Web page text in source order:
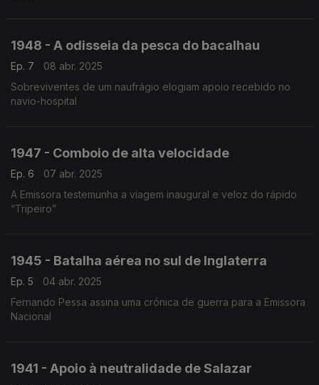
1948 - A odisseia da pesca do bacalhau
Ep. 7
08 abr. 2025
Sobreviventes de um naufrágio elogiam apoio recebido no
navio-hospital
1947 - Comboio de alta velocidade
Ep. 6
07 abr. 2025
A Emissora testemunha a viagem inaugural e veloz do rápido
“Tripeiro”
1945 - Batalha aérea no sul de Inglaterra
Ep. 5
04 abr. 2025
Fernando Pessa assina uma crónica de guerra para a Emissora
Nacional
1941 - Apoio à neutralidade de Salazar